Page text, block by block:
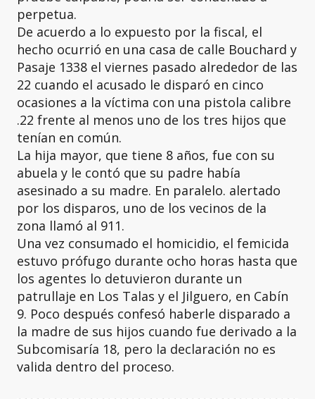
perpetua.
De acuerdo a lo expuesto por la fiscal, el
hecho ocurrió en una casa de calle Bouchard y
Pasaje 1338 el viernes pasado alrededor de las
22 cuando el acusado le disparó en cinco
ocasiones a la víctima con una pistola calibre
.22 frente al menos uno de los tres hijos que
tenían en común.
La hija mayor, que tiene 8 años, fue con su
abuela y le contó que su padre había
asesinado a su madre. En paralelo. alertado
por los disparos, uno de los vecinos de la
zona llamó al 911.
Una vez consumado el homicidio, el femicida
estuvo prófugo durante ocho horas hasta que
los agentes lo detuvieron durante un
patrullaje en Los Talas y el Jilguero, en Cabín
9. Poco después confesó haberle disparado a
la madre de sus hijos cuando fue derivado a la
Subcomisaría 18, pero la declaración no es
valida dentro del proceso.